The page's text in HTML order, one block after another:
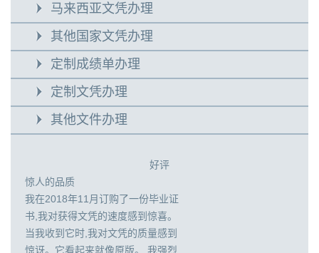
马来西亚文凭办理
其他国家文凭办理
定制成绩单办理
定制文凭办理
其他文件办理
好评
惊人的品质
我在2018年11月订购了一份毕业证
书,我对获得文凭的速度感到惊喜。
当我收到它时,我对文凭的质量感到
惊讶。它看起来就像原版。 我强烈